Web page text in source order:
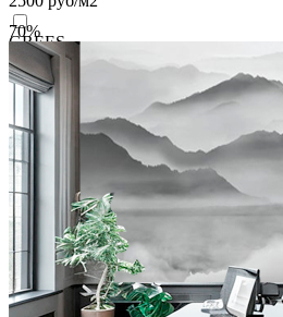
GREES
2500 руб/м2
VELOURS
2700
руб/м2
VENTO
BRISE
4100
руб/м2
CARRETO
4500 руб/м2
70%